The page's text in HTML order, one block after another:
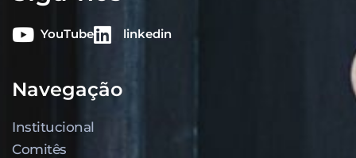
YouTube linkedin
Navegação
Institucional
Comitês